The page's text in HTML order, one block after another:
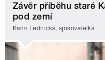
Závěr příběhu staré
pod zemí
Karin Lednická, spisovatelka